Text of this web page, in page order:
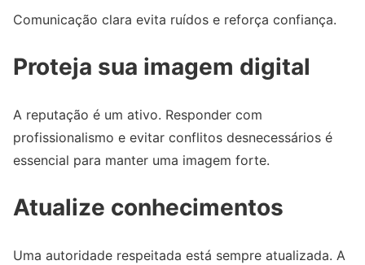
Comunicação clara evita ruídos e reforça confiança.
Proteja sua imagem digital
A reputação é um ativo. Responder com
profissionalismo e evitar conflitos desnecessários é
essencial para manter uma imagem forte.
Atualize conhecimentos
Uma autoridade respeitada está sempre atualizada. A